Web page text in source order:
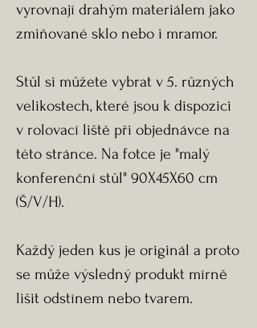
vyrovnají drahým materiálem jako
zmiňované sklo nebo i mramor.
Stůl si můžete vybrat v 5. různých
velikostech, které jsou k dispozici
v rolovací liště při objednávce na
této stránce. Na fotce je "malý
konferenční stůl" 90X45X60 cm
(Š/V/H).
Každý jeden kus je originál a proto
se může výsledný produkt mírně
lišit odstínem nebo tvarem.